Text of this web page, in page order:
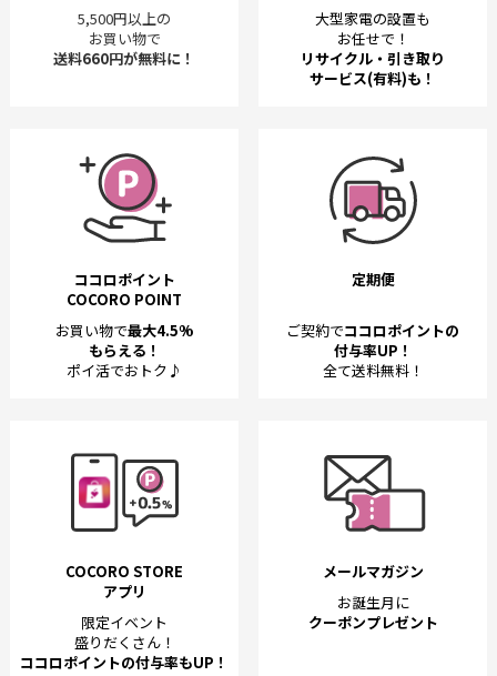
5,500円以上の
お買い物で
送料660円が無料に！
大型家電の設置も
お任せで！
リサイクル・引き取り
サービス(有料)も！
ココロポイント
COCORO POINT
お買い物で最大4.5%
もらえる！
ポイ活でおトク♪
定期便
ご契約でココロポイントの
付与率UP！
全て送料無料！
COCORO STORE
アプリ
限定イベント
盛りだくさん！
ココロポイントの付与率もUP！
メールマガジン
お誕生月に
クーポンプレゼント